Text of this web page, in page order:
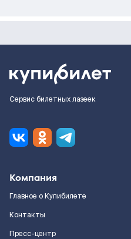
Сервис билетных лазеек
Компания
Главное о Купибилете
Контакты
Пресс-центр